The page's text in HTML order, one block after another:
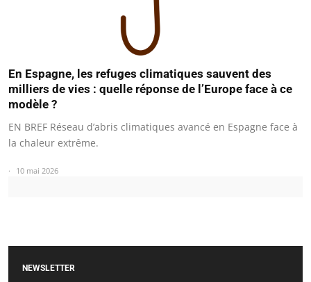
En Espagne, les refuges climatiques sauvent des
milliers de vies : quelle réponse de l’Europe face à ce
modèle ?
EN BREF Réseau d’abris climatiques avancé en Espagne face à
la chaleur extrême.
10 mai 2026
NEWSLETTER